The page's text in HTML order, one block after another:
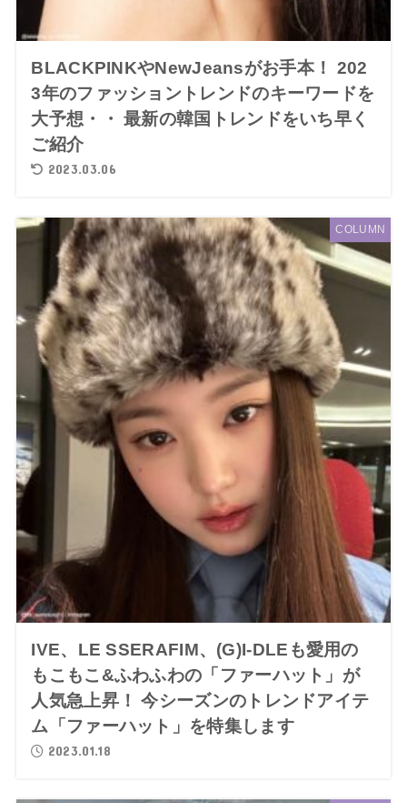
BLACKPINKやNewJeansがお手本！ 202
3年のファッショントレンドのキーワードを
大予想・・ 最新の韓国トレンドをいち早く
ご紹介
2023.03.06
COLUMN
IVE、LE SSERAFIM、(G)I-DLEも愛用の
もこもこ&ふわふわの「ファーハット」が
人気急上昇！ 今シーズンのトレンドアイテ
ム「ファーハット」を特集します
2023.01.18